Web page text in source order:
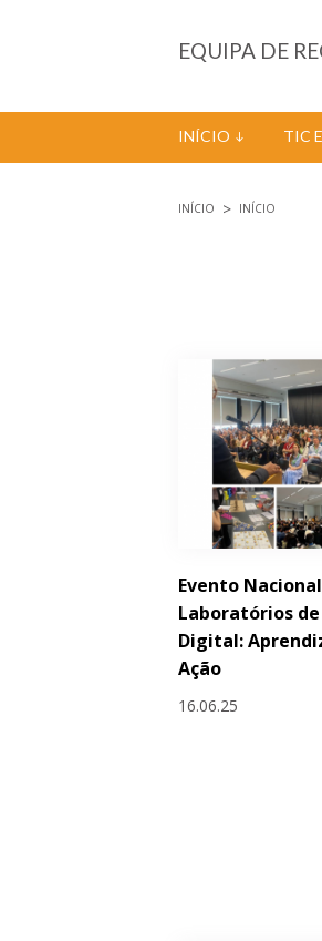
EQUIPA DE
INÍCIO TIC
INÍCIO INÍCIO
Evento Nacional
Laboratórios de
Digital:
Ação
16.06.25
Páginas